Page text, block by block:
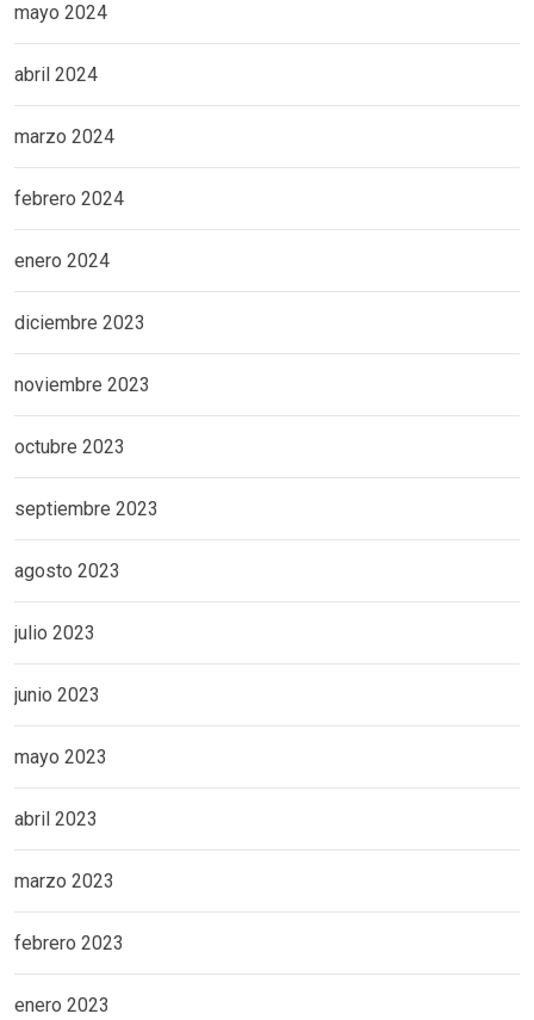
mayo 2024
abril 2024
marzo 2024
febrero 2024
enero 2024
diciembre 2023
noviembre 2023
octubre 2023
septiembre 2023
agosto 2023
julio 2023
junio 2023
mayo 2023
abril 2023
marzo 2023
febrero 2023
enero 2023